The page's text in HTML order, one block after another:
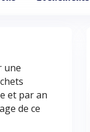
une
et par an
de ce